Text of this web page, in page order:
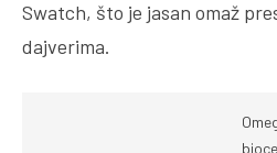
Swatch, što je jasan omaž
dajverima.